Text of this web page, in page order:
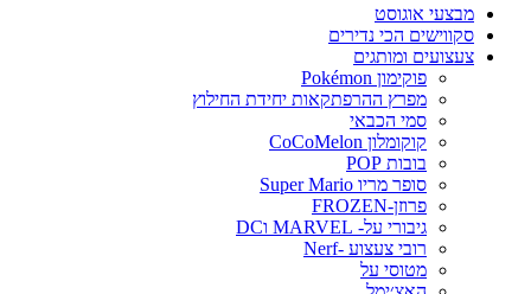
מבצעי אוגוסט
סקווישים הכי נדירים
צעצועים ומותגים
פוקימון Pokémon
מפרץ ההרפתקאות יחידת החילוץ
סמי הכבאי
קוקומלון CoCoMelon
בובות POP
סופר מריו Super Mario
פרוזן-FROZEN
גיבורי על- MARVEL וDC
רובי צעצוע -Nerf
מטוסי על